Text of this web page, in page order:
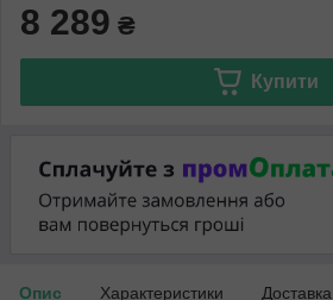
8 289 ₴
Купити
Опис Характеристики Доставка